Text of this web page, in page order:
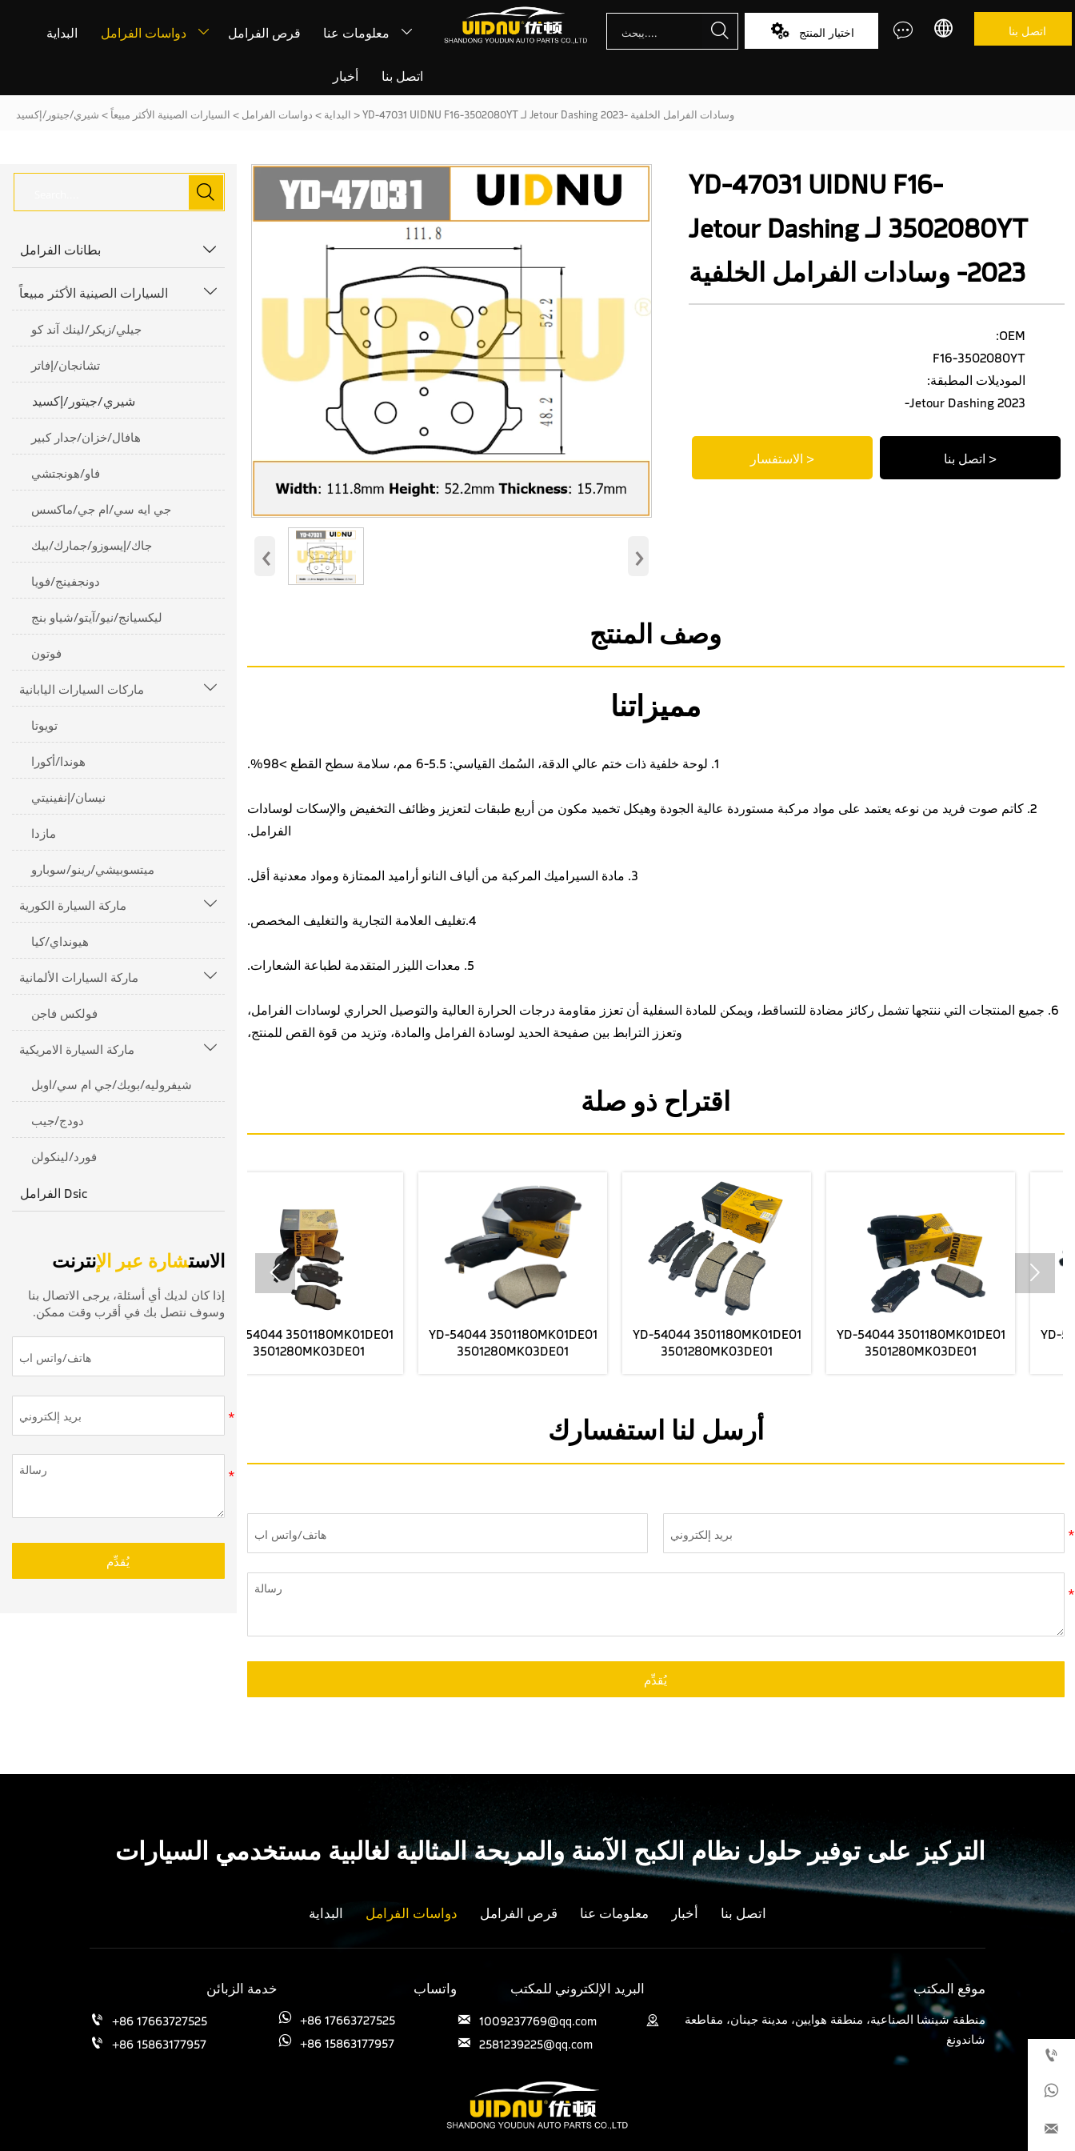
البداية دواسات الفرامل  قرص الفرامل معلومات عنا 
أخبار اتصل بنا
  اختيار المنتج   اتصل بنا
البداية>دواسات الفرامل>السيارات الصينية الأكثر مبيعاً>شيري/جيتور/إكسيد > YD-47031 UIDNU F16-3502080YT لـ Jetour Dashing 2023- وسادات الفرامل الخلفية

بطانات الفرامل 
السيارات الصينية الأكثر مبيعاً 
جيلي/زيكر/لينك آند كو
تشانجان/إفاتر
شيري/جيتور/إكسيد
هافال/خزان/جدار كبير
فاو/هونجتشي
جي ايه سي/ام جي/ماكسس
جاك/إيسوزو/جمارك/بيك
دونجفينج/فويا
ليكسيانج/نيو/آيتو/شياو بنج
فوتون
ماركات السيارات اليابانية

تويوتا
هوندا/أكورا
نيسان/إنفينيتي
مازدا
ميتسوبيشي/رينو/سوبارو
ماركة السيارة الكورية

هيونداي/كيا
ماركة السيارات الألمانية

فولكس فاجن
ماركة السيارة الامريكية

شيفروليه/بويك/جي ام سي/اوبل
دودج/جيب
فورد/لينكولن
الفرامل Dsic
الاستشارة عبر الإنترنت
إذا كان لديك أي أسئلة، يرجى الاتصال بنا
وسوف نتصل بك في أقرب وقت ممكن.
يُقدِّم
‹ ›
YD-47031 UIDNU F16-
3502080YT لـ Jetour Dashing
2023- وسادات الفرامل الخلفية
OEM:
F16-3502080YT
الموديلات المطبقة:
Jetour Dashing 2023-
الاستفسار > اتصل بنا >
وصف المنتج
مميزاتنا
1. لوحة خلفية ذات ختم عالي الدقة، السُمك القياسي: 5.5-6 مم، سلامة سطح القطع >98%.
2. كاتم صوت فريد من نوعه يعتمد على مواد مركبة مستوردة عالية الجودة وهيكل تخميد مكون من أربع طبقات لتعزيز وظائف التخفيض والإسكات لوسادات
الفرامل.
3. مادة السيراميك المركبة من ألياف النانو أراميد الممتازة ومواد معدنية أقل.
4.تغليف العلامة التجارية والتغليف المخصص.
5. معدات الليزر المتقدمة لطباعة الشعارات.
6. جميع المنتجات التي ننتجها تشمل ركائز مضادة للتساقط، ويمكن للمادة السفلية أن تعزز مقاومة درجات الحرارة العالية والتوصيل الحراري لوسادات الفرامل،
وتعزز الترابط بين صفيحة الحديد لوسادة الفرامل والمادة، وتزيد من قوة القص للمنتج،
اقتراح ذو صلة
YD-54044 3501180MK01DE01
FORCHANGANUNl-V مصنع
الفرامل الأمامية السيراميك
يرسل أسعار الجملة
YD-54044 3501180MK01DE01
3501280MK03DE01
YD-54044 3501180MK01DE01
3501280MK03DE01
YD-54044 3501180MK01DE01
3501280MK03DE01
YD-54044 3501180MK01DE01
3501280MK03DE01
 
أرسل لنا استفسارك
يُقدِّم
التركيز على توفير حلول نظام الكبح الآمنة والمريحة المثالية لغالبية مستخدمي السيارات
البداية دواسات الفرامل قرص الفرامل معلومات عنا أخبار اتصل بنا
خدمة الزبائن
 +86 17663727525
 +86 15863177957
واتساب
 +86 17663727525
 +86 15863177957
البريد الإلكتروني للمكتب
 1009237769@qq.com
 2581239225@qq.com
موقع المكتب

منطقة شينشا الصناعية، منطقة هوايين، مدينة جينان، مقاطعة
شاندونغ


